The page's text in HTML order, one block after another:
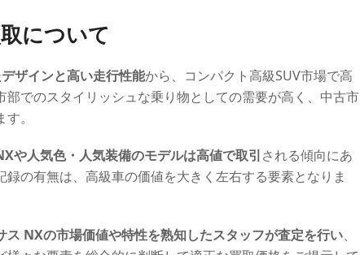
について
ザインと高い走行性能から、コンパクト高級SUV市場で高
部でのスタイリッシュな乗り物としての需要が高く、中古市
。
や人気色・人気装備のモデルは高値で取引される傾向にあ
録の有無は、高級車の価値を大きく左右する要素となりま
ス NXの市場価値や特性を熟知したスタッフが査定を行い、